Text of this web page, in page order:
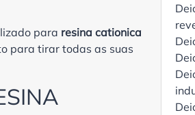
para resina cationica
para tirar todas as suas